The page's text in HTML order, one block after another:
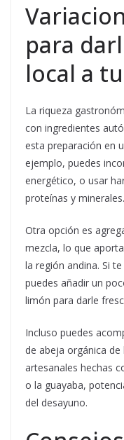
para
local a
La riqueza
con ingredientes
esta preparación en
ejemplo, puedes
energético, o usar
proteínas y minerales.
Otra opción es
mezcla, lo que
la región andina. Si
puedes añadir un
limón para darle
Incluso puedes
de abeja orgánica
artesanales hechas
o la guayaba,
del desayuno.